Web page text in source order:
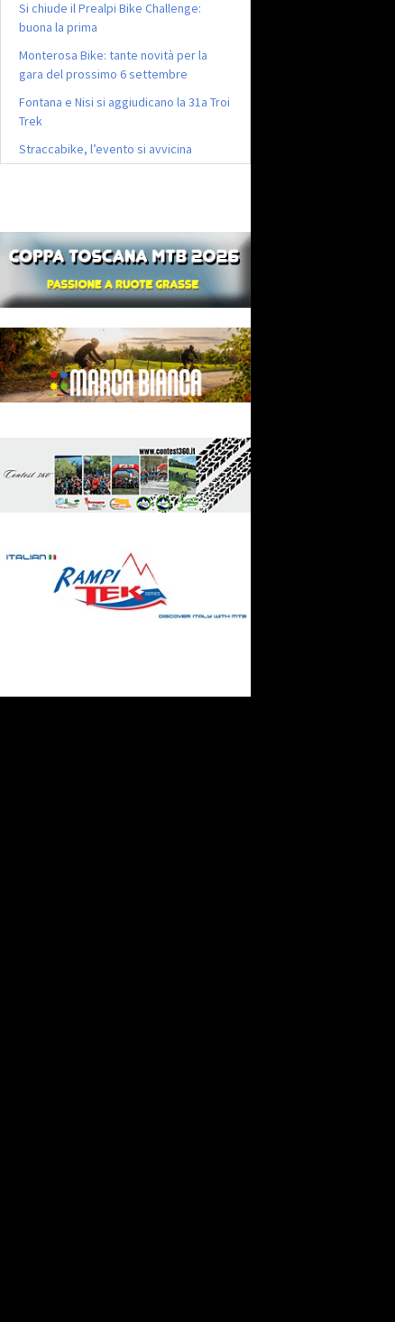
Si chiude il Prealpi Bike Challenge:
buona la prima
Monterosa Bike: tante novità per la
gara del prossimo 6 settembre
Fontana e Nisi si aggiudicano la 31a Troi
Trek
Straccabike, l’evento si avvicina